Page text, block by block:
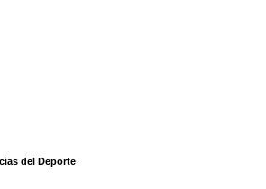
del Deporte